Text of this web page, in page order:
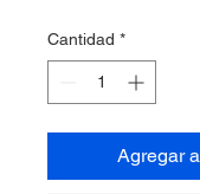
Cantidad *
Agregar